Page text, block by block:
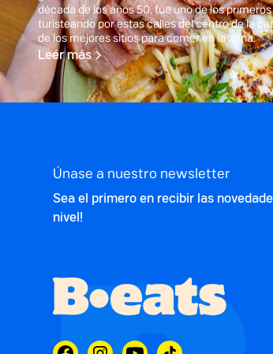
década de los años 50, fue uno de los
turisteando por estas calles del centro de la
de los mejores sitios para comer en la zona.
Leér más
Únase a nuestro newsletter
Sea el primero en recibir las
nivel!